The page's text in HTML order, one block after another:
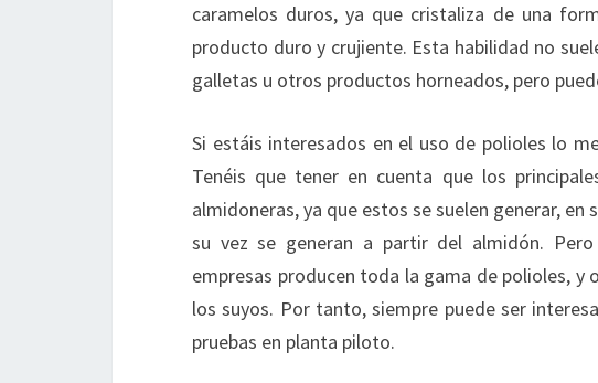
caramelos duros, ya que cristaliza de una
producto duro y crujiente. Esta habilidad no
galletas u otros productos horneados, pero
Si estáis interesados en el uso de polioles lo
Tenéis que tener en cuenta que los
almidoneras, ya que estos se suelen generar,
su vez se generan a partir del almidón.
empresas producen toda la gama de polioles,
los suyos. Por tanto, siempre puede ser
pruebas en planta piloto.